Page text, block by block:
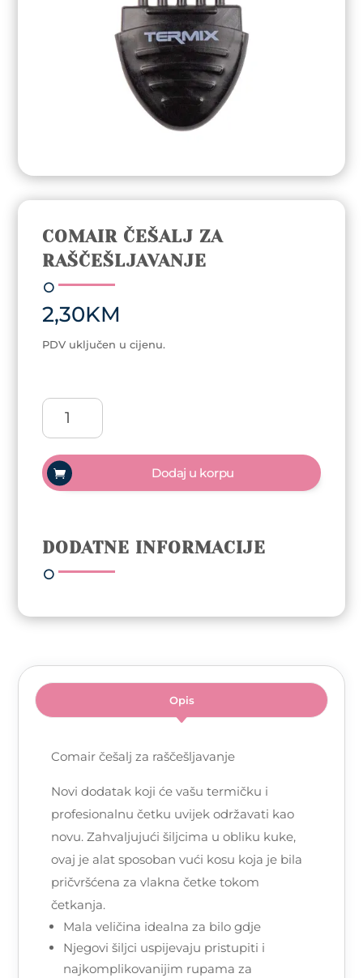
COMAIR ČEŠALJ ZA
RAŠČEŠLJAVANJE
2,30KM
PDV uključen u cijenu.
Comair
češalj
za
raščešljavanje
količina
Dodaj u korpu
DODATNE INFORMACIJE
Opis
Comair češalj za raščešljavanje
Novi dodatak koji će vašu termičku i
profesionalnu četku uvijek održavati kao
novu. Zahvaljujući šiljcima u obliku kuke,
ovaj je alat sposoban vući kosu koja je bila
pričvršćena za vlakna četke tokom
četkanja.
Mala veličina idealna za bilo gdje
Njegovi šiljci uspijevaju pristupiti i
najkomplikovanijim rupama za